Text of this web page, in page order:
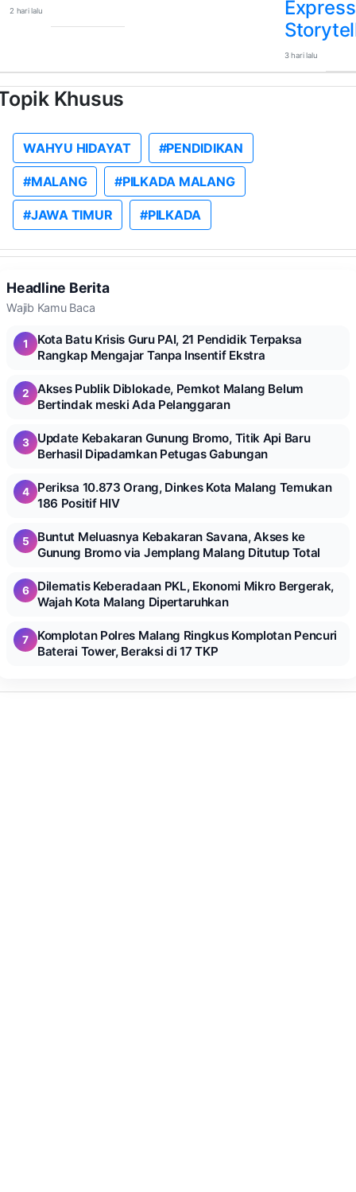
2 hari lalu
3 hari lalu
Khusus
WAHYU HIDAYAT #PENDIDIKAN
#MALANG #PILKADA MALANG
#JAWA TIMUR #PILKADA
Headline Berita
Wajib Kamu Baca
1
Kota Batu Krisis Guru PAI, 21 Pendidik Terpaksa
Rangkap Mengajar Tanpa Insentif Ekstra
2
Akses Publik Diblokade, Pemkot Malang Belum
Bertindak meski Ada Pelanggaran
3
Update Kebakaran Gunung Bromo, Titik Api Baru
Berhasil Dipadamkan Petugas Gabungan
4
Periksa 10.873 Orang, Dinkes Kota Malang Temukan
186 Positif HIV
5
Buntut Meluasnya Kebakaran Savana, Akses ke
Gunung Bromo via Jemplang Malang Ditutup Total
6
Dilematis Keberadaan PKL, Ekonomi Mikro Bergerak,
Wajah Kota Malang Dipertaruhkan
7
Komplotan Polres Malang Ringkus Komplotan Pencuri
Baterai Tower, Beraksi di 17 TKP